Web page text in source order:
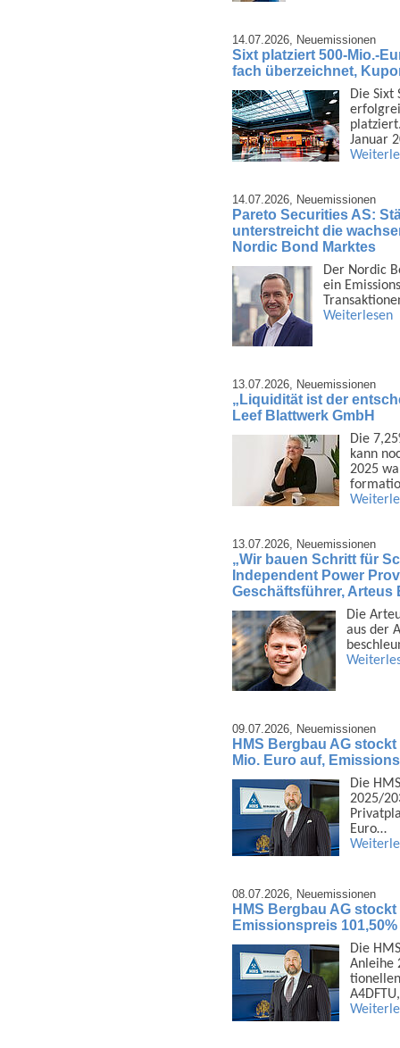
14.07.2026, Neuemissionen
Sixt platziert 500-Mio.-
fach überzeichnet,
Die Sixt
Januar
14.07.2026, Neuemissionen
Pareto Securities AS:
unterstreicht die
Nordic Bond Marktes
Der Nordic
ein
Weiterlesen
13.07.2026, Neuemissionen
„Liquidität ist der
Leef Blattwerk GmbH
Die
kann
2025
13.07.2026, Neuemissionen
„Wir bauen Schritt für
Independent Power
Geschäftsführer, Arteus
Die
aus der
09.07.2026, Neuemissionen
HMS Bergbau AG stockt
Mio. Euro auf,
Die
2025/
Euro…
08.07.2026, Neuemissionen
HMS Bergbau AG stockt
Emissionspreis 101,50%
Die
Anleihe